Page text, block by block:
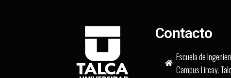
Contacto
Escuela de
Campus Lircay,